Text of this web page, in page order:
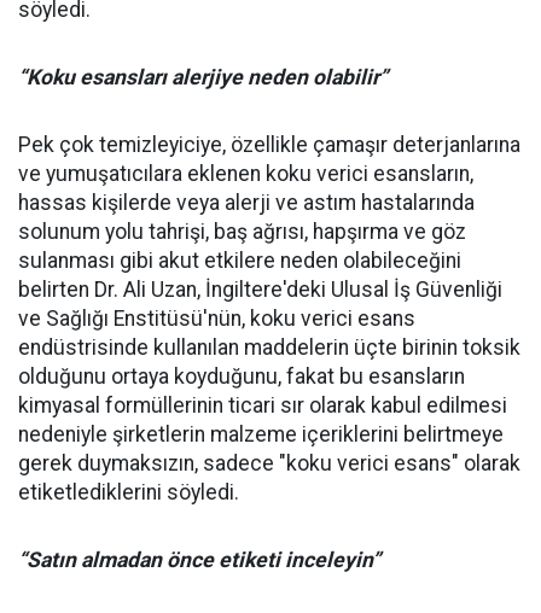
söyledi.
“Koku esansları alerjiye neden olabilir”
Pek çok temizleyiciye, özellikle çamaşır deterjanlarına
ve yumuşatıcılara eklenen koku verici esansların,
hassas kişilerde veya alerji ve astım hastalarında
solunum yolu tahrişi, baş ağrısı, hapşırma ve göz
sulanması gibi akut etkilere neden olabileceğini
belirten Dr. Ali Uzan, İngiltere'deki Ulusal İş Güvenliği
ve Sağlığı Enstitüsü'nün, koku verici esans
endüstrisinde kullanılan maddelerin üçte birinin toksik
olduğunu ortaya koyduğunu, fakat bu esansların
kimyasal formüllerinin ticari sır olarak kabul edilmesi
nedeniyle şirketlerin malzeme içeriklerini belirtmeye
gerek duymaksızın, sadece "koku verici esans" olarak
etiketlediklerini söyledi.
“Satın almadan önce etiketi inceleyin”